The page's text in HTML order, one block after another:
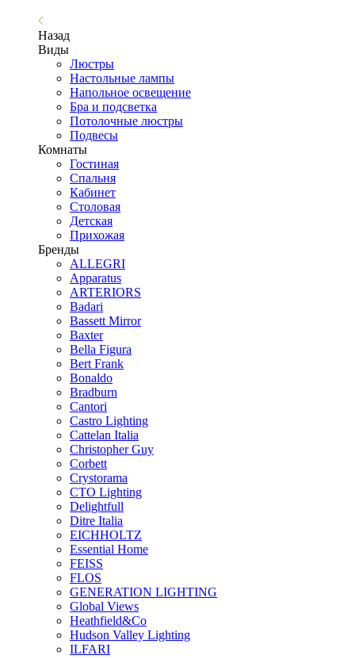
Назад
Виды
Люстры
Настольные лампы
Напольное освещение
Бра и подсветка
Потолочные люстры
Подвесы
Комнаты
Гостиная
Спальня
Кабинет
Столовая
Детская
Прихожая
Бренды
ALLEGRI
Apparatus
ARTERIORS
Badari
Bassett Mirror
Baxter
Bella Figura
Bert Frank
Bonaldo
Bradburn
Cantori
Castro Lighting
Cattelan Italia
Christopher Guy
Corbett
Crystorama
CTO Lighting
Delightfull
Ditre Italia
EICHHOLTZ
Essential Home
FEISS
FLOS
GENERATION LIGHTING
Global Views
Heathfield&Co
Hudson Valley Lighting
ILFARI